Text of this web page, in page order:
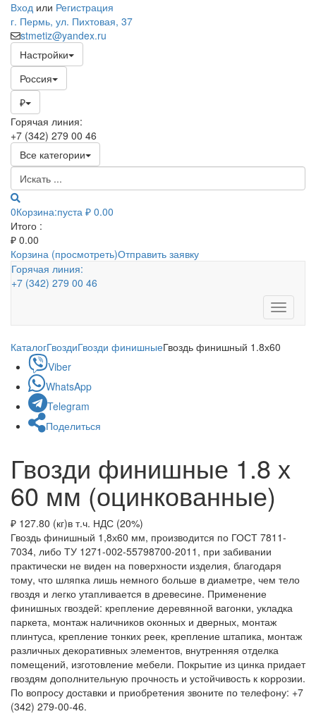
Вход или Регистрация
г. Пермь, ул. Пихтовая, 37
stmetiz@yandex.ru
Настройки
Россия
₽
Горячая линия:
+7 (342) 279 00 46
Все категории
0Корзина:пуста ₽ 0.00
Итого :
₽ 0.00
Корзина (просмотреть)Отправить заявку
Горячая линия:
+7 (342) 279 00 46
Toggle
КаталогГвоздиГвозди финишныеГвоздь финишный 1.8х60
Viber
WhatsApp
Telegram
Поделиться
Гвозди финишные 1.8 х
60 мм (оцинкованные)
₽ 127.80 (кг)в т.ч. НДС (20%)
Гвоздь финишный 1,8х60 мм, производится по ГОСТ 7811-
7034, либо ТУ 1271-002-55798700-2011, при забивании
практически не виден на поверхности изделия, благодаря
тому, что шляпка лишь немного больше в диаметре, чем тело
гвоздя и легко утапливается в древесине. Применение
финишных гвоздей: крепление деревянной вагонки, укладка
паркета, монтаж наличников оконных и дверных, монтаж
плинтуса, крепление тонких реек, крепление штапика, монтаж
различных декоративных элементов, внутренняя отделка
помещений, изготовление мебели. Покрытие из цинка придает
гвоздям дополнительную прочность и устойчивость к коррозии.
По вопросу доставки и приобретения звоните по телефону: +7
(342) 279-00-46.